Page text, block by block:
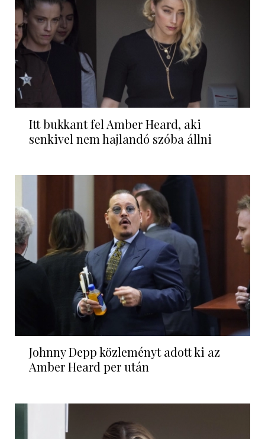
Itt bukkant fel Amber Heard, aki
senkivel nem hajlandó szóba állni
Johnny Depp közleményt adott ki az
Amber Heard per után